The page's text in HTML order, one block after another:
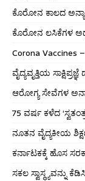
ಕೊರೋನ ಕಾಲದ
ಕೊರೋನ ಲಸಿಕೆಗಳ
Corona Vaccines
ವೈದ್ಯವೃತ್ತಿಯ
ಆರೋಗ್ಯ ಸೇವೆಗಳ
75 ವರ್ಷ ಕಳೆದ
ನೂತನ ವೈದ್ಯಕೀಯ
ಕರ್ನಾಟಕಕ್ಕೆ ಹೊಸ
ಸಕಲ ಸ್ವಾಸ್ಥ್ಯವನ್ನು